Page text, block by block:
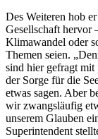
Des Weiteren hob
Gesellschaft hervor
Klimawandel oder
Themen seien.
sind hier gefragt mit
der Sorge für die
etwas sagen. Aber
wir zwangsläufig
unserem Glauben
Superintendent